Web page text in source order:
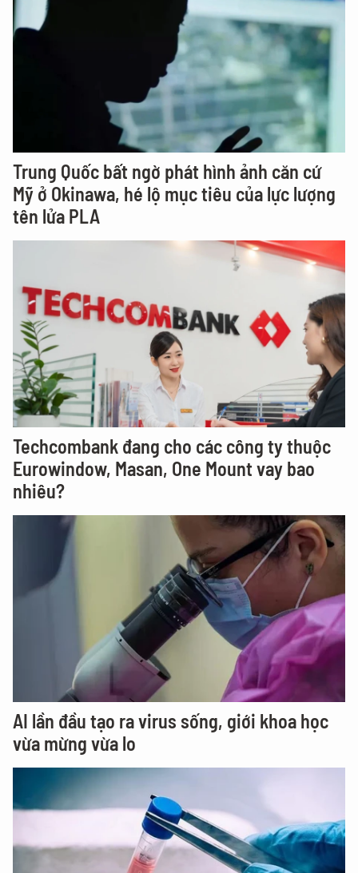
Trung Quốc bất ngờ phát hình ảnh căn cứ
Mỹ ở Okinawa, hé lộ mục tiêu của lực lượng
tên lửa PLA
Techcombank đang cho các công ty thuộc
Eurowindow, Masan, One Mount vay bao
nhiêu?
AI lần đầu tạo ra virus sống, giới khoa học
vừa mừng vừa lo